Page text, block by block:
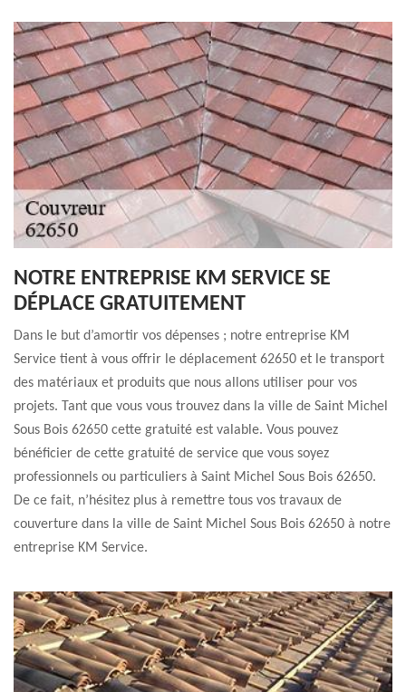
NOTRE ENTREPRISE KM SERVICE SE
DÉPLACE GRATUITEMENT
Dans le but d’amortir vos dépenses ; notre entreprise KM
Service tient à vous offrir le déplacement 62650 et le transport
des matériaux et produits que nous allons utiliser pour vos
projets. Tant que vous vous trouvez dans la ville de Saint Michel
Sous Bois 62650 cette gratuité est valable. Vous pouvez
bénéficier de cette gratuité de service que vous soyez
professionnels ou particuliers à Saint Michel Sous Bois 62650.
De ce fait, n’hésitez plus à remettre tous vos travaux de
couverture dans la ville de Saint Michel Sous Bois 62650 à notre
entreprise KM Service.